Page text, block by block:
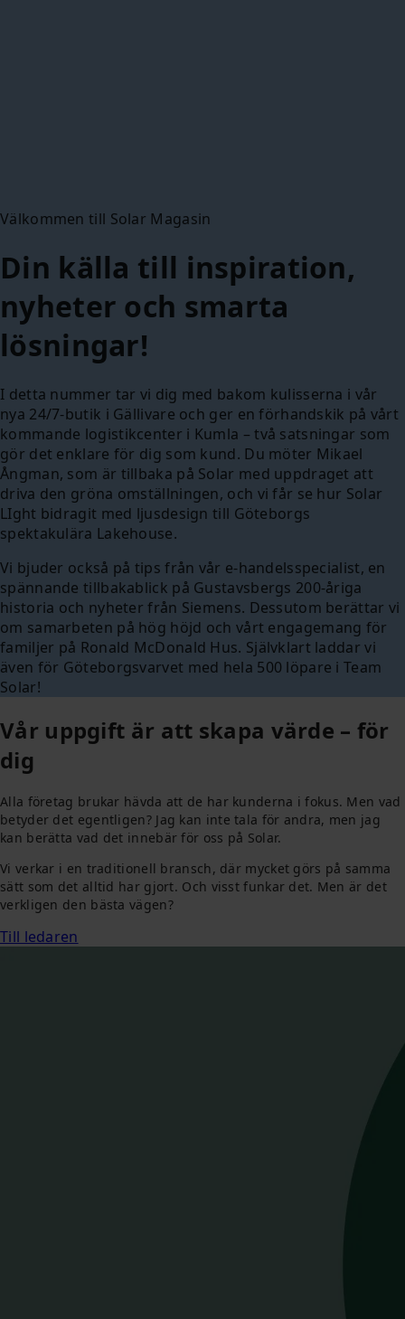
Välkommen till Solar Magasin
Din källa till inspiration,
nyheter och smarta
lösningar!
I detta nummer tar vi dig med bakom kulisserna i vår
nya 24/7-butik i Gällivare och ger en förhandskik på vårt
kommande logistikcenter i Kumla – två satsningar som
gör det enklare för dig som kund. Du möter Mikael
Ångman, som är tillbaka på Solar med uppdraget att
driva den gröna omställningen, och vi får se hur Solar
LIght bidragit med ljusdesign till Göteborgs
spektakulära Lakehouse.
Vi bjuder också på tips från vår e-handelsspecialist, en
spännande tillbakablick på Gustavsbergs 200-åriga
historia och nyheter från Siemens. Dessutom berättar vi
om samarbeten på hög höjd och vårt engagemang för
familjer på Ronald McDonald Hus. Självklart laddar vi
även för Göteborgsvarvet med hela 500 löpare i Team
Solar!
Vår uppgift är att skapa värde – för
dig
Alla företag brukar hävda att de har kunderna i fokus. Men vad
betyder det egentligen? Jag kan inte tala för andra, men jag
kan berätta vad det innebär för oss på Solar.
Vi verkar i en traditionell bransch, där mycket görs på samma
sätt som det alltid har gjort. Och visst funkar det. Men är det
verkligen den bästa vägen?
Till ledaren